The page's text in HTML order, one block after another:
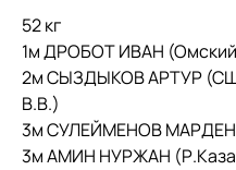
52 кг
1м ДРОБОТ ИВАН
2м СЫЗДЫКОВ АРТУР
В.В.)
3м СУЛЕЙМЕНОВ МАРДЕН
3м АМИН НУРЖАН